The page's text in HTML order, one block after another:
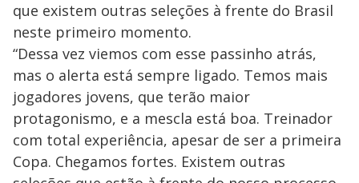
que existem outras seleções à frente do Brasil
neste primeiro momento.
“Dessa vez viemos com esse passinho atrás,
mas o alerta está sempre ligado. Temos mais
jogadores jovens, que terão maior
protagonismo, e a mescla está boa. Treinador
com total experiência, apesar de ser a primeira
Copa. Chegamos fortes. Existem outras